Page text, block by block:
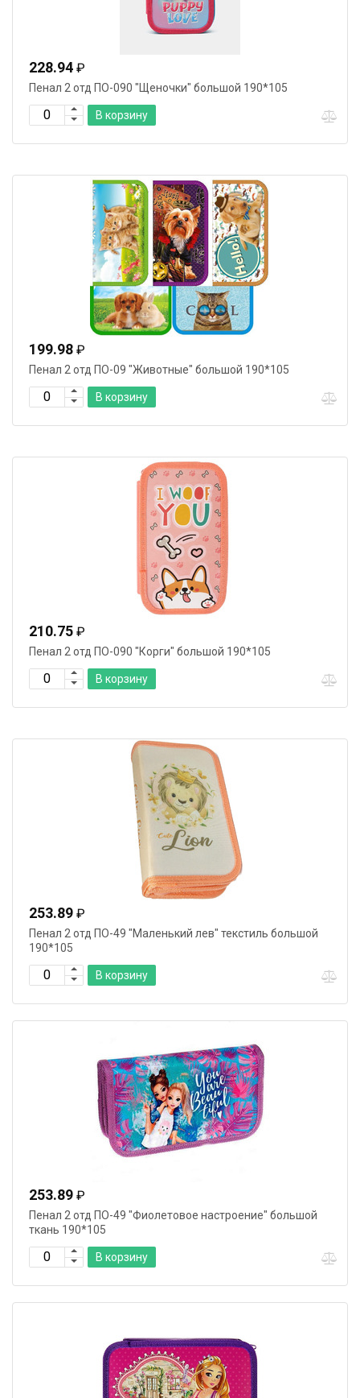
228.94 ₽
Пенал 2 отд ПО-090 "Щеночки" большой 190*105
В корзину
199.98 ₽
Пенал 2 отд ПО-09 "Животные" большой 190*105
В корзину
210.75 ₽
Пенал 2 отд ПО-090 "Корги" большой 190*105
В корзину
253.89 ₽
Пенал 2 отд ПО-49 "Маленький лев" текстиль большой
190*105
В корзину
253.89 ₽
Пенал 2 отд ПО-49 "Фиолетовое настроение" большой
ткань 190*105
В корзину